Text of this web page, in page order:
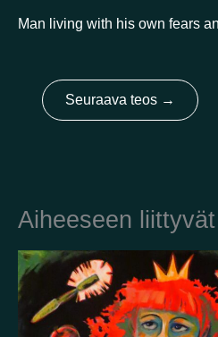
Suomi Australia Brasilia
Man living with his own fears
Seuraava teos →
Aiheeseen liittyvät